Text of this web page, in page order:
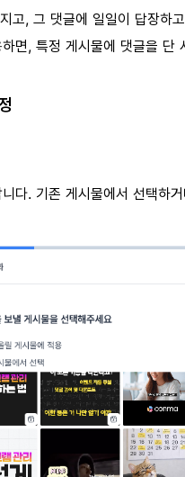
고, 그 댓글에 일일이 답장
면, 특정 게시물에 댓글을 단
다. 기존 게시물에서 선택하